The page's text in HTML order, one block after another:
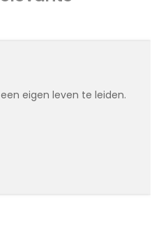
eigen leven te leiden.